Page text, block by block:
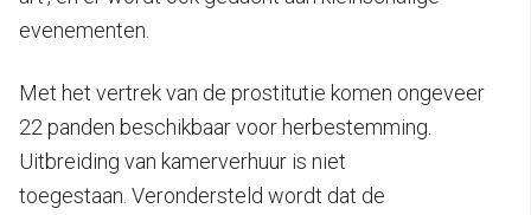
evenementen.
Met het vertrek van de prostitutie komen ongeveer
22 panden beschikbaar voor herbestemming.
Uitbreiding van kamerverhuur is niet
toegestaan. Verondersteld wordt dat de